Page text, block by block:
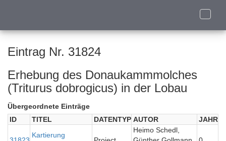
Toggle
Eintrag Nr. 31824
Erhebung des Donaukammmolches
(Triturus dobrogicus) in der Lobau
Übergeordnete Einträge
ID
TITEL DATENTYP AUTOR JAHR
Kartierung
Heimo Schedl,